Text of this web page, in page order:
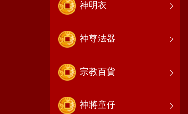
神明衣
神尊法器
宗教百貨
神將童仔